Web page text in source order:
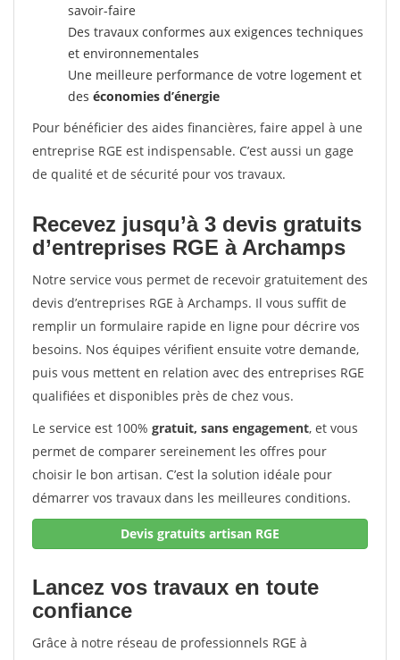
savoir-faire
Des travaux conformes aux exigences techniques
et environnementales
Une meilleure performance de votre logement et
des économies d’énergie
Pour bénéficier des aides financières, faire appel à une
entreprise RGE est indispensable. C’est aussi un gage
de qualité et de sécurité pour vos travaux.
Recevez jusqu’à 3 devis gratuits
d’entreprises RGE à Archamps
Notre service vous permet de recevoir gratuitement des
devis d’entreprises RGE à Archamps. Il vous suffit de
remplir un formulaire rapide en ligne pour décrire vos
besoins. Nos équipes vérifient ensuite votre demande,
puis vous mettent en relation avec des entreprises RGE
qualifiées et disponibles près de chez vous.
Le service est 100% gratuit, sans engagement, et vous
permet de comparer sereinement les offres pour
choisir le bon artisan. C’est la solution idéale pour
démarrer vos travaux dans les meilleures conditions.
Devis gratuits artisan RGE
Lancez vos travaux en toute
confiance
Grâce à notre réseau de professionnels RGE à